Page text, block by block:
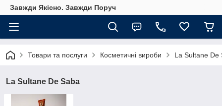
Завжди Якісно. Завжди Поруч
Товари та послуги Косметичні вироби La Sultane De
La Sultane De Saba